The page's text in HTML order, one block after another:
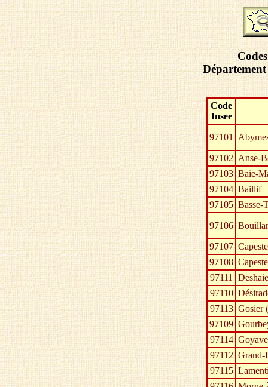
Code
Insee
97101
97102 Anse-
97103 Baie-
97104 Baillif
97105 Basse-
97106
97107
97108
97111
97110
97113 Gosier
97109
97114 Goyave
97112 Grand-
97115